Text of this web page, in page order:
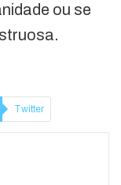
ou se
Twitter